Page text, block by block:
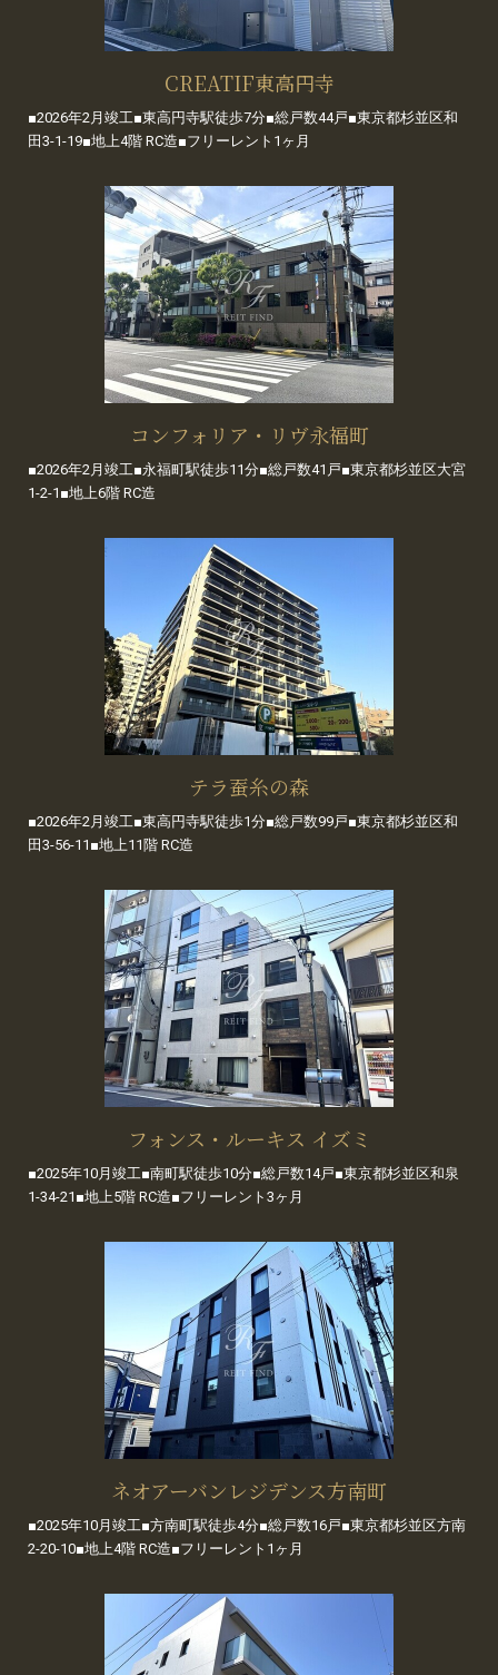
CREATIF東高円寺
■2026年2月竣工■東高円寺駅徒歩7分■総戸数44戸■東京都杉並区和
田3-1-19■地上4階 RC造■フリーレント1ヶ月
コンフォリア・リヴ永福町
■2026年2月竣工■永福町駅徒歩11分■総戸数41戸■東京都杉並区大宮
1-2-1■地上6階 RC造
テラ蚕糸の森
■2026年2月竣工■東高円寺駅徒歩1分■総戸数99戸■東京都杉並区和
田3-56-11■地上11階 RC造
フォンス・ルーキス イズミ
■2025年10月竣工■南町駅徒歩10分■総戸数14戸■東京都杉並区和泉
1-34-21■地上5階 RC造■フリーレント3ヶ月
ネオアーバンレジデンス方南町
■2025年10月竣工■方南町駅徒歩4分■総戸数16戸■東京都杉並区方南
2-20-10■地上4階 RC造■フリーレント1ヶ月